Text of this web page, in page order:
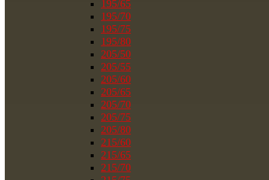
195/65
195/70
195/75
195/80
205/50
205/55
205/60
205/65
205/70
205/75
205/80
215/60
215/65
215/70